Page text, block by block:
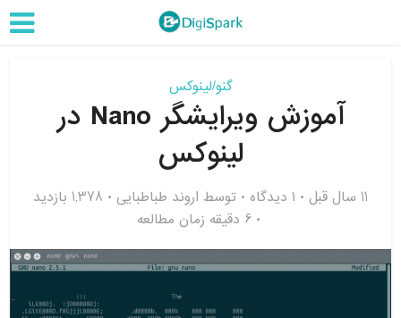
گنو/لینوکس
آموزش ویرایشگر Nano در
لینوکس
11 سال قبل ۱ دیدگاه توسط اروند طباطبایی
1,378 بازدید
6 دقیقه زمان مطالعه